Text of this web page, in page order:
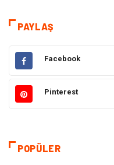
Sağlık
Eğitim
Otomotiv
Giyim
PAYLAŞ
Facebook
Pinterest
POPÜLER